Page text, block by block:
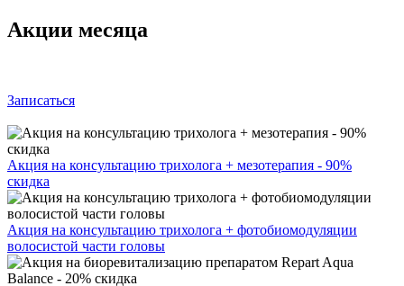
Акции месяца
Записаться
Акция на консультацию трихолога + мезотерапия - 90%
скидка
Акция на консультацию трихолога + фотобиомодуляции
волосистой части головы